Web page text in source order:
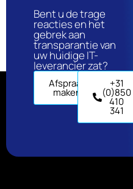
Bent u de trage
reacties en het
gebrek aan
transparantie van
uw huidige IT-
leverancier zat?
Afspraak
maken
+31
(0)850
410
341